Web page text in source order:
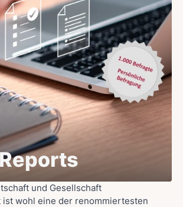
und Gesellschaft
ist wohl eine der renommiertesten